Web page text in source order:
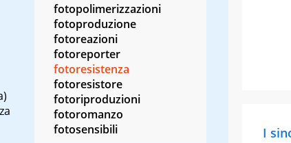
fotopolimerizzazioni
fotoproduzione
fotoreazioni
fotoreporter
fotoresistenza
fotoresistore
fotoriproduzioni
fotoromanzo
fotosensibili
I